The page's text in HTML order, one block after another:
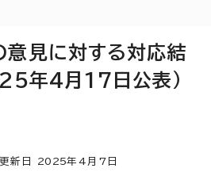
意見に対する対応結
年4月17日公表）
日 2025年4月7日